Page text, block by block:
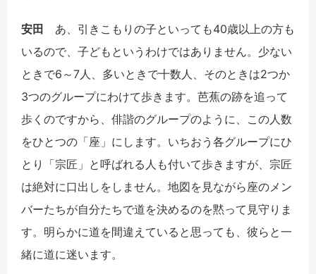
安田 あ、引きこもりの子といっても40歳以上の方も
いるので、子どもというわけではありません。少ない
ときで6 ～7 人、多いときで十数人、そのときは2つか
3つのグループにわけて歩きます。芭蕉の跡を追って
歩くのですから、俳諧のグループのように、この人数
をひとつの「座」にします。いちおう各グループにひ
とり「宗匠」と呼ばれる人も付いて歩きますが、宗匠
は絶対に口出しをしません。地図を見ながら座のメン
バーたちが自分たちで道を決めるのを黙って見守りま
す。明らかに道を間違えていると思っても、彼らと一
緒に道に迷います。